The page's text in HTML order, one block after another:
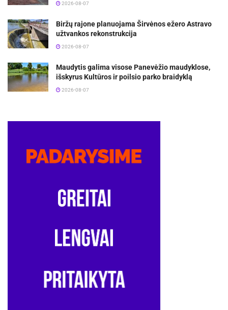
2026-08-07
Biržų rajone planuojama Širvėnos ežero Astravo
užtvankos rekonstrukcija
2026-08-07
Maudytis galima visose Panevėžio maudyklose,
išskyrus Kultūros ir poilsio parko braidyklą
2026-08-07